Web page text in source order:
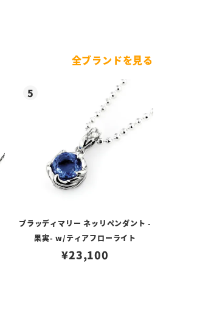
全ブランドを見る
ブラッディマリー ネッリペンダント -
果実- w/ティアフローライト
¥23,100